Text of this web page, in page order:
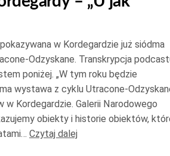
w Kordegardzie już siódma
Odzyskane. Transkrypcja
poniżej. „W tym roku będzie
wystawa z cyklu Utracone-
w Kordegardzie. Galerii Narodowego
obiekty i historie obiektów,
Czytaj dalej